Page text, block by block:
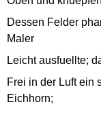
Dessen Felder
Maler
Leicht ausfuellte;
Frei in der Luft ein
Eichhorn;